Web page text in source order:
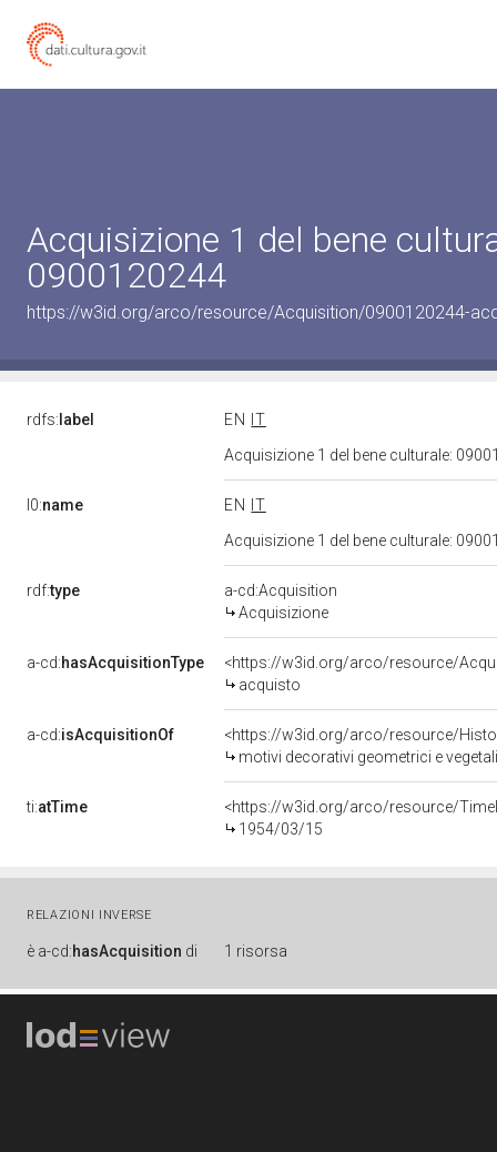
Acquisizione 1 del bene
0900120244
https://w3id.org/arco/resource/Acquisition/0900120244-
rdfs: label EN
IT
Acquisizione 1 del bene culturale:
l0:name EN
IT
Acquisizione 1 del bene culturale:
rdf:type
a-cd:Acquisition
Acquisizione
a-cd:hasAcquisitionType
<https://w3id.org/arco/resource/
acquisto
a-cd:isAcquisitionOf
<https://w3id.org/arco/resource/
motivi decorativi geometrici e
ti:atTime
<https://w3id.org/arco/resource/
1954/03/15
RELAZIONI INVERSE
è a-cd:hasAcquisition di 1 risorsa